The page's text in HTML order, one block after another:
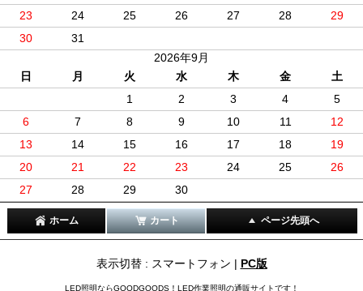
23
24 25 26 27 28
29
30
31
2026年9月
日
月 火 水 木 金
土
1
2 3 4
5
6
7 8 9 10 11
12
13
14 15 16 17 18
19
20
21 22 23 24 25
26
27
28 29 30
ホーム カート ページ先頭へ
表示切替 : スマートフォン | PC版
LED照明ならGOODGOODS！LED作業照明の通販サイトです！